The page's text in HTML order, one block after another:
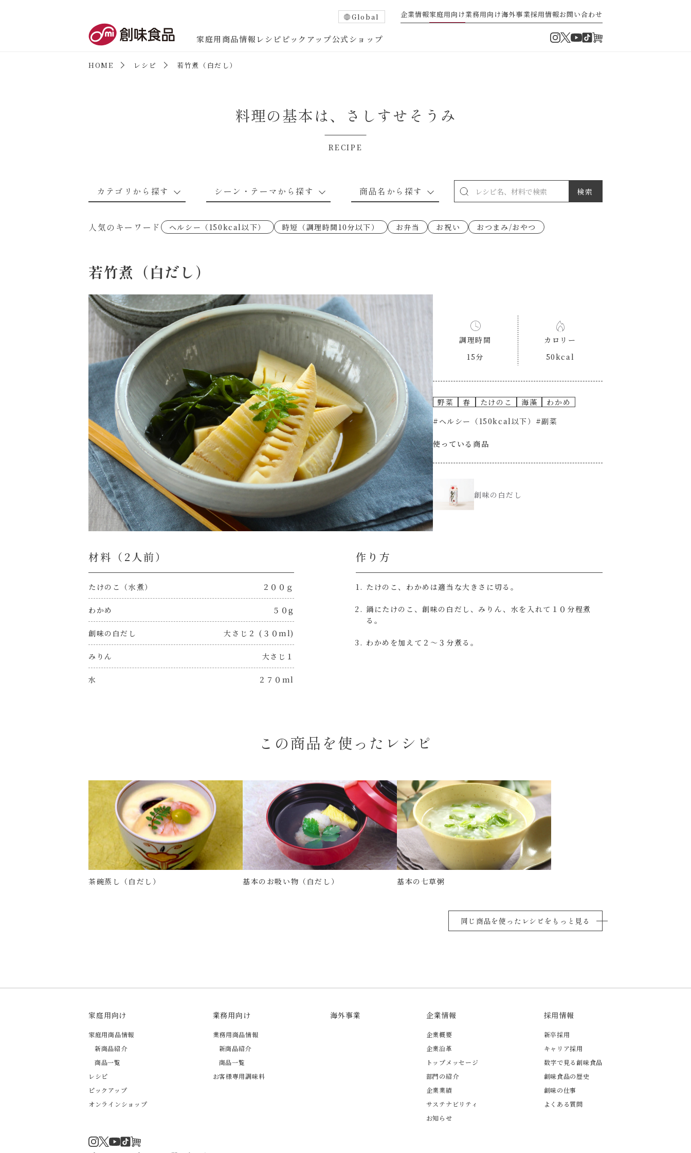
Global 企業情報家庭用向け業務用向け海外事業採用情報お問い合わせ
家庭用商品情報 レシピ ピックアップ公式ショップ Instagram
Twitter
YouTube
TikTok
HOME レシピ 若竹煮（白だし）
料理の基本は、 さしすせそうみ
RECIPE
カテゴリから探す
野菜のレシピ 魚介のレシピ お肉のレシピ 卵・乳のレシピ 穀物類のレシピ 果実のレシピ
シーン・テーマから探す
なんでもナムル 下味冷凍 なんでも南蛮
考えるな、二代目で炒めろ！～○○の炒 朝シャン（ごはん派）
朝シャン（パン派）
スープ
鍋
パウチのまんまシリーズ だしまろ麺 シャンタン鍋
おもてなし BBQ/キャンプ
ホットプレート レンジ調理
節分 ひなまつり
ハロウィン 運動会
年末年始 その他
商品名から探す
あえるハコネーゼカルボナーラ あえるハコネーゼトマトバジル あえるハコネーゼ高菜
あえるハコネーゼミートソース あえるハコネーゼ明太子 あえるハコネーゼナポリタン
あえるハコネーゼジェノベーゼ あえるハコネーゼペペロンチーノ あえるハコネーゼたらこクリーム
すき焼のたれ
やみつききゃべつの塩たれ
ハコネーゼ 完熟トマト
ハコネーゼ ボンゴレ ハコネーゼ アラビアータ ハコネーゼ クリーミーボロネーゼ
人気のキーワード ヘルシー（150kcal以下） 時短（調理時間10分以下） お弁当 お祝い おつまみ/おやつ
若竹煮（白だし）
調理時間
15分
カロリー
50kcal
野菜 春 たけのこ 海藻
わかめ
#ヘルシー（150kcal以下） #副菜
使っている商品
創味の白だし
材料（2⼈前）
たけのこ（水煮） ２００ｇ
わかめ ５０g
創味の白だし 大さじ２ (３０ml)
みりん 大さじ１
水 ２７０ml
作り方
たけのこ、わかめは適当な大きさに切る。
鍋にたけのこ、創味の白だし、みりん、水を入れて１０分程煮
る。
わかめを加えて２～３分煮る。
この商品を使ったレシピ
茶碗蒸し（白だし） 基本のお吸い物（白だし） 基本の七草粥
同じ商品を使ったレシピをもっと見る
家庭用向け
家庭用商品情報
新商品紹介
商品一覧
レシピ
ピックアップ
オンラインショップ
業務用向け
業務用商品情報
新商品紹介
商品一覧
お客様専用調味料
海外事業 企業情報
企業概要
企業沿革
トップメッセージ
部門の紹介
企業業績
サステナビリティ
お知らせ
採用情報
新卒採用
キャリア採用
数字で見る創味食品
創味食品の歴史
創味の仕事
よくある質問
Instagram
Twitter
YouTube
TikTok